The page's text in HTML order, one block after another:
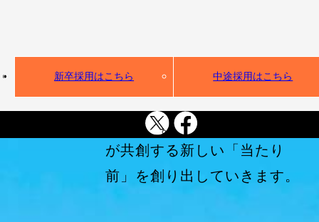
新卒採用はこちら 中途採用はこちら
「新しい時代のインフラ」へ
と進化します。
ギークスグループは、人とAI
が共創する新しい「当たり
前」を創り出していきます。